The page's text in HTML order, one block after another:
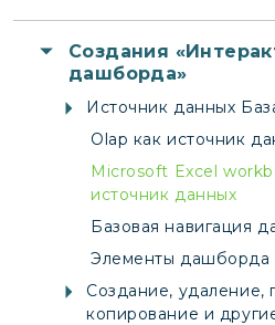
Создания
дашборда»
Источник данных
Olap как источник
Microsoft Excel
источник данных
Базовая навигация
Элементы дашборда
Создание, удаление,
копирование и